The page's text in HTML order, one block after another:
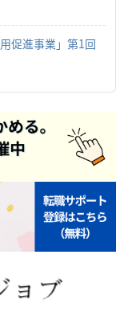
促進事業」第1回